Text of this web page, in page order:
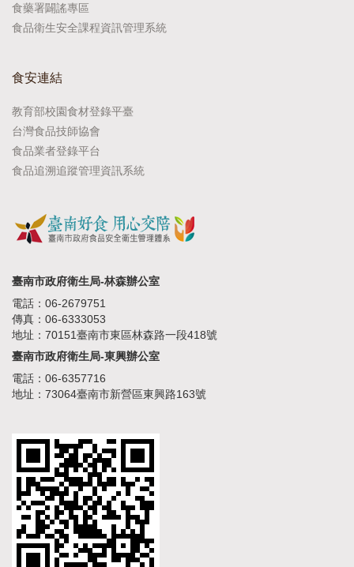
食藥署闢謠專區
食品衛生安全課程資訊管理系統
食安連結
教育部校園食材登錄平臺
台灣食品技師協會
食品業者登錄平台
食品追溯追蹤管理資訊系統
臺南市政府衛生局-林森辦公室
電話：06-2679751
傳真：06-6333053
地址：70151臺南市東區林森路一段418號
臺南市政府衛生局-東興辦公室
電話：06-6357716
地址：73064臺南市新營區東興路163號